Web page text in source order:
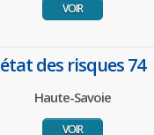
VOIR
état des risques 74
Haute-Savoie
VOIR